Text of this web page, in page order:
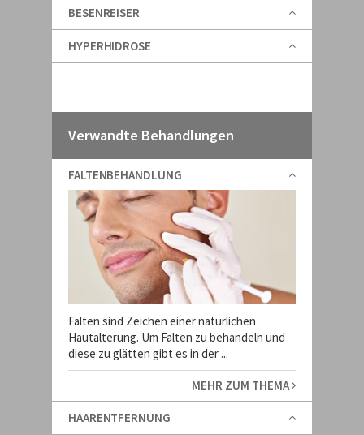
BESENREISER
HYPERHIDROSE
Verwandte Behandlungen
FALTENBEHANDLUNG
Falten sind Zeichen einer natürlichen
Hautalterung. Um Falten zu behandeln und
diese zu glätten gibt es in der ...
MEHR ZUM THEMA
HAARENTFERNUNG